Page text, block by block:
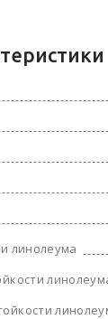
линолеума